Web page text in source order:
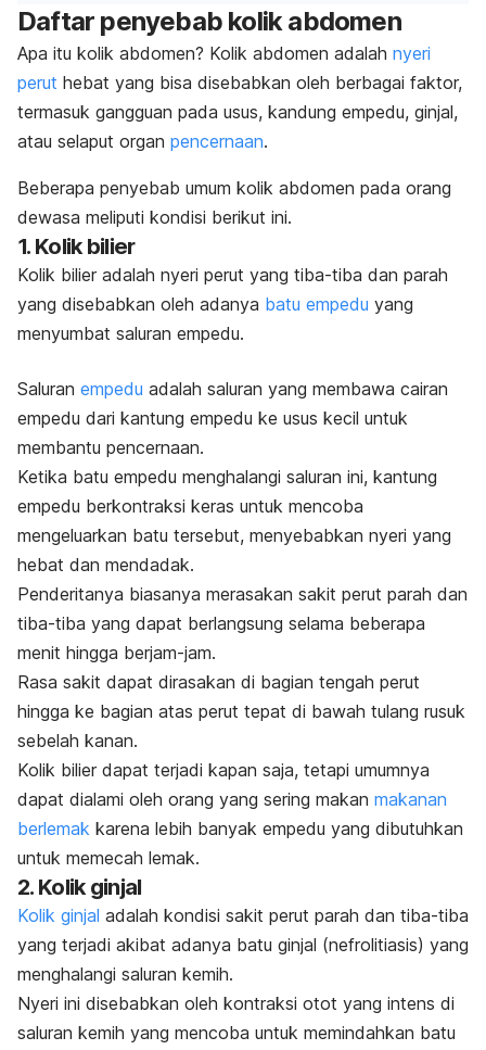
Daftar penyebab kolik abdomen
Apa itu kolik abdomen? Kolik abdomen adalah nyeri
perut hebat yang bisa disebabkan oleh berbagai faktor,
termasuk gangguan pada usus, kandung empedu, ginjal,
atau selaput organ pencernaan.
Beberapa penyebab umum kolik abdomen pada orang
dewasa meliputi kondisi berikut ini.
1. Kolik bilier
Kolik bilier adalah nyeri perut yang tiba-tiba dan parah
yang disebabkan oleh adanya batu empedu yang
menyumbat saluran empedu.
Saluran empedu adalah saluran yang membawa cairan
empedu dari kantung empedu ke usus kecil untuk
membantu pencernaan.
Ketika batu empedu menghalangi saluran ini, kantung
empedu berkontraksi keras untuk mencoba
mengeluarkan batu tersebut, menyebabkan nyeri yang
hebat dan mendadak.
Penderitanya biasanya merasakan sakit perut parah dan
tiba-tiba yang dapat berlangsung selama beberapa
menit hingga berjam-jam.
Rasa sakit dapat dirasakan di bagian tengah perut
hingga ke bagian atas perut tepat di bawah tulang rusuk
sebelah kanan.
Kolik bilier dapat terjadi kapan saja, tetapi umumnya
dapat dialami oleh orang yang sering makan makanan
berlemak karena lebih banyak empedu yang dibutuhkan
untuk memecah lemak.
2. Kolik ginjal
Kolik ginjal adalah kondisi sakit perut parah dan tiba-tiba
yang terjadi akibat adanya batu ginjal (nefrolitiasis) yang
menghalangi saluran kemih.
Nyeri ini disebabkan oleh kontraksi otot yang intens di
saluran kemih yang mencoba untuk memindahkan batu